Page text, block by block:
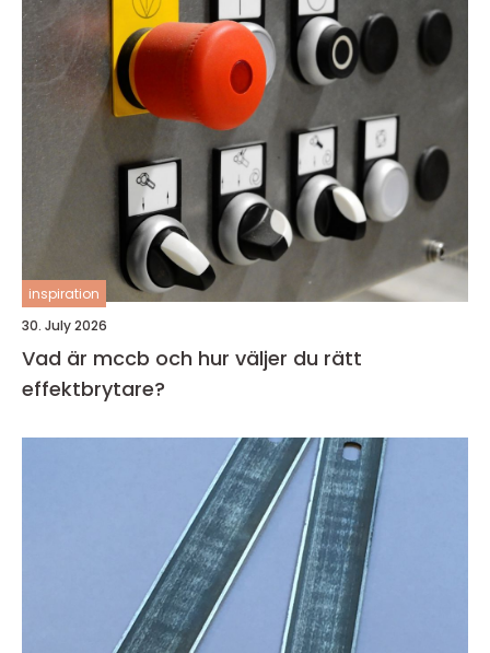
inspiration
30. July 2026
Vad är mccb och hur väljer du rätt
effektbrytare?